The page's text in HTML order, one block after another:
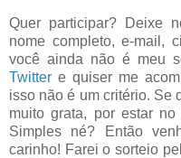
Quer participar? Deixe
nome completo, e-mail,
você ainda não é meu
Twitter e quiser me
isso não é um critério. Se
muito grata, por estar
Simples né? Então
carinho! Farei o sorteio